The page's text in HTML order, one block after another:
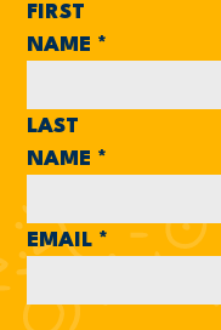
FIRST
NAME *
LAST
NAME *
EMAIL *